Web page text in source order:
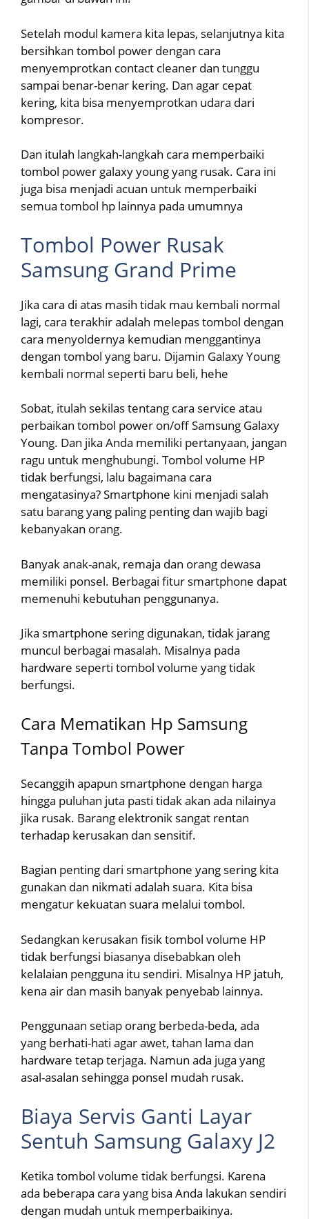
Setelah modul kamera kita lepas, selanjutnya kita
bersihkan tombol power dengan cara
menyemprotkan contact cleaner dan tunggu
sampai benar-benar kering. Dan agar cepat
kering, kita bisa menyemprotkan udara dari
kompresor.
Dan itulah langkah-langkah cara memperbaiki
tombol power galaxy young yang rusak. Cara ini
juga bisa menjadi acuan untuk memperbaiki
semua tombol hp lainnya pada umumnya
Tombol Power Rusak
Samsung Grand Prime
Jika cara di atas masih tidak mau kembali normal
lagi, cara terakhir adalah melepas tombol dengan
cara menyoldernya kemudian menggantinya
dengan tombol yang baru. Dijamin Galaxy Young
kembali normal seperti baru beli, hehe
Sobat, itulah sekilas tentang cara service atau
perbaikan tombol power on/off Samsung Galaxy
Young. Dan jika Anda memiliki pertanyaan, jangan
ragu untuk menghubungi. Tombol volume HP
tidak berfungsi, lalu bagaimana cara
mengatasinya? Smartphone kini menjadi salah
satu barang yang paling penting dan wajib bagi
kebanyakan orang.
Banyak anak-anak, remaja dan orang dewasa
memiliki ponsel. Berbagai fitur smartphone dapat
memenuhi kebutuhan penggunanya.
Jika smartphone sering digunakan, tidak jarang
muncul berbagai masalah. Misalnya pada
hardware seperti tombol volume yang tidak
berfungsi.
Cara Mematikan Hp Samsung
Tanpa Tombol Power
Secanggih apapun smartphone dengan harga
hingga puluhan juta pasti tidak akan ada nilainya
jika rusak. Barang elektronik sangat rentan
terhadap kerusakan dan sensitif.
Bagian penting dari smartphone yang sering kita
gunakan dan nikmati adalah suara. Kita bisa
mengatur kekuatan suara melalui tombol.
Sedangkan kerusakan fisik tombol volume HP
tidak berfungsi biasanya disebabkan oleh
kelalaian pengguna itu sendiri. Misalnya HP jatuh,
kena air dan masih banyak penyebab lainnya.
Penggunaan setiap orang berbeda-beda, ada
yang berhati-hati agar awet, tahan lama dan
hardware tetap terjaga. Namun ada juga yang
asal-asalan sehingga ponsel mudah rusak.
Biaya Servis Ganti Layar
Sentuh Samsung Galaxy J2
Ketika tombol volume tidak berfungsi. Karena
ada beberapa cara yang bisa Anda lakukan sendiri
dengan mudah untuk memperbaikinya.